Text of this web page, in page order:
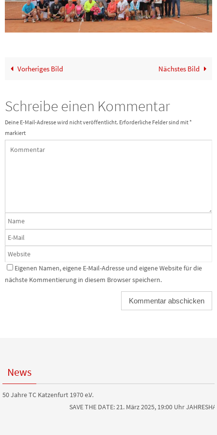
Vorheriges Bild Nächstes Bild
Schreibe einen Kommentar
Deine E-Mail-Adresse wird nicht veröffentlicht. Erforderliche Felder sind mit *
markiert
Eigenen Namen, eigene E-Mail-Adresse und eigene Website für die
nächste Kommentierung in diesem Browser speichern.
News
50 Jahre TC Katzenfurt 1970 e.V.
SAVE THE DATE: 21. März 2025, 19:00 Uhr